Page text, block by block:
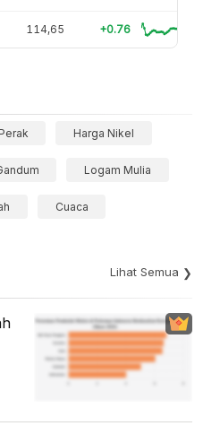
114,65 +0.76
Harga Nikel
Logam Mulia
Cuaca
Lihat Semua